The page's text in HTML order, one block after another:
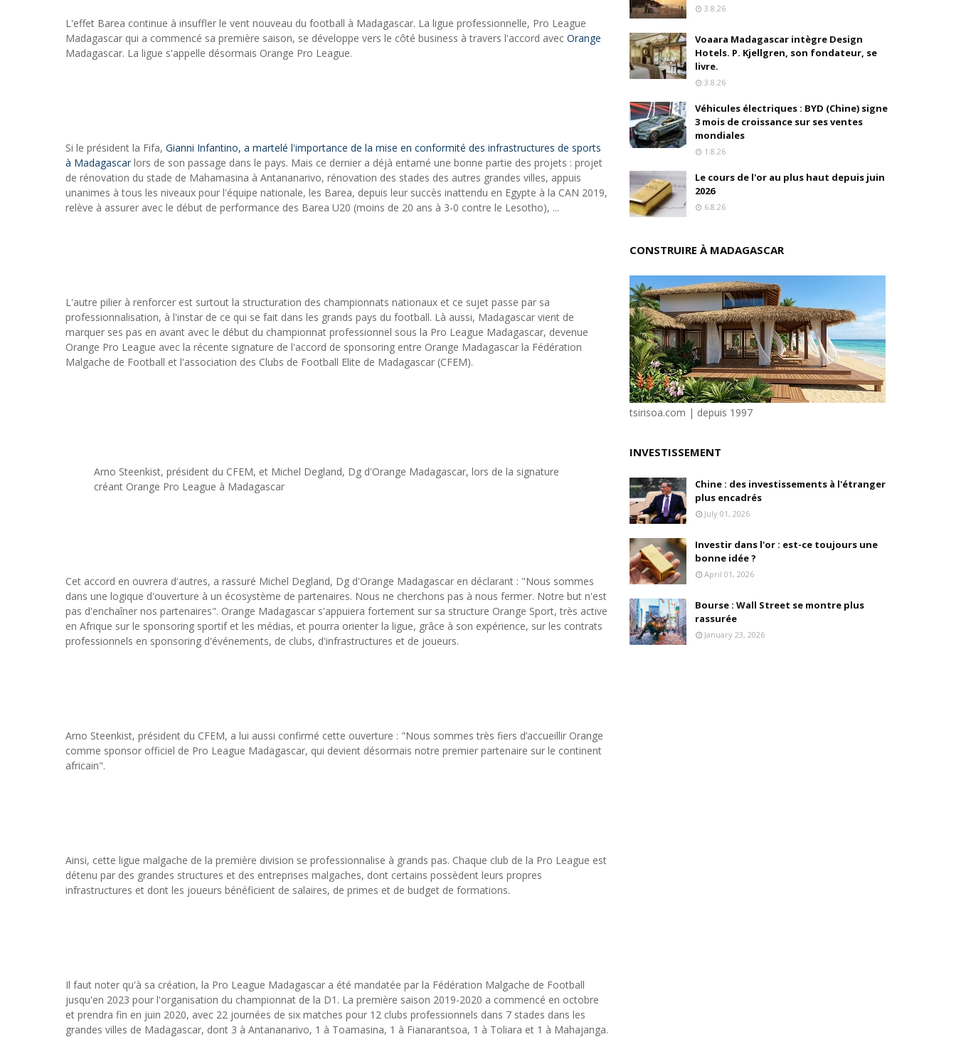
Intelligence artificielle : le "Sud global" joue sa partition
Unknown - Jul 06 2026
Chine : des investissements à l'étranger plus encadrés
Pays du Golfe : nouveau paradigme, nouvelles priorités
Neutralité carbone : les "Iles Vanille" poussent leurs pions
Jun 18 2026
Rendez-vous golfique : Mazagan joue sa carte
Unknown
Jun 11 2026
Course à l'IA : Meta envisage une importante levée de fonds
Unknown -May 22 2026
Marques françaises : Chanel aux sommets de la valorisation et la désirabilité
Tsirisoa Edition -May 13 2026
Art et médias sociaux : à l'ère de la "présence ciblée"
Unknown- May 09 2026
Tourisme : l'Afrique fait le pari du luxe et de la durabilité
Le cours de l'or au plus haut depuis juin 2026
Voaara Madagascar intègre Design Hotels. P. Kjellgren, son fondateur, se livre.
L'effet Barea continue à insuffler le vent nouveau du football à Madagascar. La ligue professionnelle, Pro League
Madagascar qui a commencé sa première saison, se développe vers le côté business à travers l'accord avec Orange
Madagascar. La ligue s'appelle désormais Orange Pro League.
Si le président la Fifa, Gianni Infantino, a martelé l'importance de la mise en conformité des infrastructures de sports
à Madagascar lors de son passage dans le pays. Mais ce dernier a déjà entamé une bonne partie des projets : projet
de rénovation du stade de Mahamasina à Antananarivo, rénovation des stades des autres grandes villes, appuis
unanimes à tous les niveaux pour l'équipe nationale, les Barea, depuis leur succès inattendu en Egypte à la CAN 2019,
relève à assurer avec le début de performance des Barea U20 (moins de 20 ans à 3-0 contre le Lesotho), ...
L'autre pilier à renforcer est surtout la structuration des championnats nationaux et ce sujet passe par sa
professionnalisation, à l'instar de ce qui se fait dans les grands pays du football. Là aussi, Madagascar vient de
marquer ses pas en avant avec le début du championnat professionnel sous la Pro League Madagascar, devenue
Orange Pro League avec la récente signature de l'accord de sponsoring entre Orange Madagascar la Fédération
Malgache de Football et l'association des Clubs de Football Elite de Madagascar (CFEM).
Arno Steenkist, président du CFEM, et Michel Degland, Dg d'Orange Madagascar, lors de la signature
créant Orange Pro League à Madagascar
Cet accord en ouvrera d'autres, a rassuré Michel Degland, Dg d'Orange Madagascar en déclarant : "Nous sommes
dans une logique d'ouverture à un écosystème de partenaires. Nous ne cherchons pas à nous fermer. Notre but n'est
pas d'enchaîner nos partenaires". Orange Madagascar s'appuiera fortement sur sa structure Orange Sport, très active
en Afrique sur le sponsoring sportif et les médias, et pourra orienter la ligue, grâce à son expérience, sur les contrats
professionnels en sponsoring d'événements, de clubs, d'infrastructures et de joueurs.
Arno Steenkist, président du CFEM, a lui aussi confirmé cette ouverture : "Nous sommes très fiers d’accueillir Orange
comme sponsor officiel de Pro League Madagascar, qui devient désormais notre premier partenaire sur le continent
africain".
Ainsi, cette ligue malgache de la première division se professionnalise à grands pas. Chaque club de la Pro League est
détenu par des grandes structures et des entreprises malgaches, dont certains possèdent leurs propres
infrastructures et dont les joueurs bénéficient de salaires, de primes et de budget de formations.
Il faut noter qu'à sa création, la Pro League Madagascar a été mandatée par la Fédération Malgache de Football
jusqu'en 2023 pour l'organisation du championnat de la D1. La première saison 2019-2020 a commencé en octobre
et prendra fin en juin 2020, avec 22 journées de six matches pour 12 clubs professionnels dans 7 stades dans les
grandes villes de Madagascar, dont 3 à Antananarivo, 1 à Toamasina, 1 à Fianarantsoa, 1 à Toliara et 1 à Mahajanga.
3.8.26
Voaara Madagascar intègre Design
Hotels. P. Kjellgren, son fondateur, se
livre.
3.8.26
Véhicules électriques : BYD (Chine) signe
3 mois de croissance sur ses ventes
mondiales
1.8.26
Le cours de l'or au plus haut depuis juin
2026
6.8.26
CONSTRUIRE À MADAGASCAR
tsirisoa.com | depuis 1997
INVESTISSEMENT
Chine : des investissements à l'étranger
plus encadrés
July 01, 2026
Investir dans l'or : est-ce toujours une
bonne idée ?
April 01, 2026
Bourse : Wall Street se montre plus
rassurée
January 23, 2026